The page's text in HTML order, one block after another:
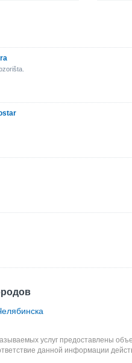
услуг предоставлены
данной информации